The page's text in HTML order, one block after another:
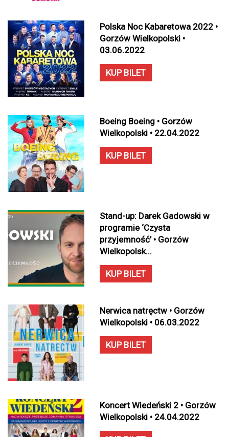
Polska Noc Kabaretowa 2022 •
Gorzów Wielkopolski •
03.06.2022
KUP BILET
Boeing Boeing • Gorzów
Wielkopolski • 22.04.2022
KUP BILET
Stand-up: Darek Gadowski w
programie ‘Czysta
przyjemność’ • Gorzów
Wielkopolsk...
KUP BILET
Nerwica natręctw • Gorzów
Wielkopolski • 06.03.2022
KUP BILET
Koncert Wiedeński 2 • Gorzów
Wielkopolski • 24.04.2022